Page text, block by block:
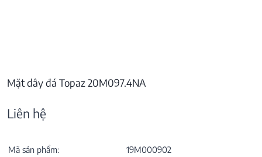
Mặt dây đá Topaz 20M097.4NA
Liên hệ
Mã sản phẩm: 19M000902